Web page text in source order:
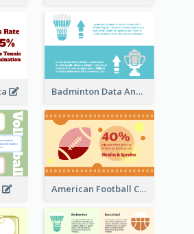
Badminton Data Analysis
American Football Clipart